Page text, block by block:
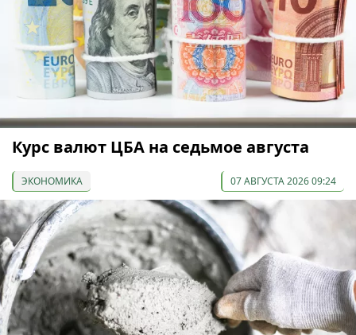
Курс валют ЦБА на седьмое августа
ЭКОНОМИКА 07 АВГУСТА 2026 09:24